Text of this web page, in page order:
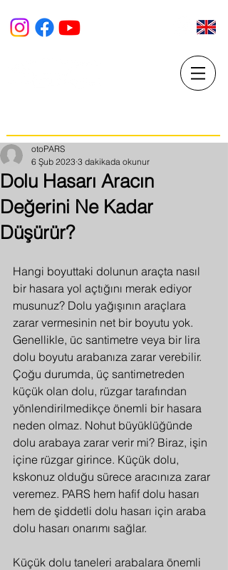
Dolu Hasarı Aracın
Değerini Ne Kadar
Düşürür?
otoPARS
6 Şub 2023 3 dakikada okunur
Hangi boyuttaki dolunun araçta nasıl
bir hasara yol açtığını merak ediyor
musunuz? Dolu yağışının araçlara
zarar vermesinin net bir boyutu yok.
Genellikle, üc santimetre veya bir lira
dolu boyutu arabanıza zarar verebilir.
Çoğu durumda, üç santimetreden
küçük olan dolu, rüzgar tarafından
yönlendirilmedikçe önemli bir hasara
neden olmaz. Nohut büyüklüğünde
dolu arabaya zarar verir mi? Biraz, işin
içine rüzgar girince. Küçük dolu,
kskonuz olduğu sürece aracınıza zarar
veremez. PARS hem hafif dolu hasarı
hem de şiddetli dolu hasarı için araba
dolu hasarı onarımı sağlar.
Küçük dolu taneleri arabalara önemli